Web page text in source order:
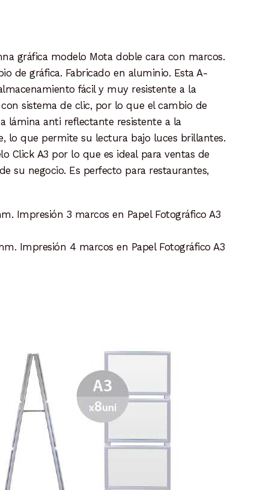
gráfica modelo Mota doble cara con marcos.
de gráfica. Fabricado en aluminio. Esta A-
fácil y muy resistente a la
sistema de clic, por lo que el cambio de
lámina anti reflectante resistente a la
lo que permite su lectura bajo luces brillantes.
Click A3 por lo que es ideal para ventas de
su negocio. Es perfecto para restaurantes,
Impresión 3 marcos en Papel Fotográfico A3
Impresión 4 marcos en Papel Fotográfico A3